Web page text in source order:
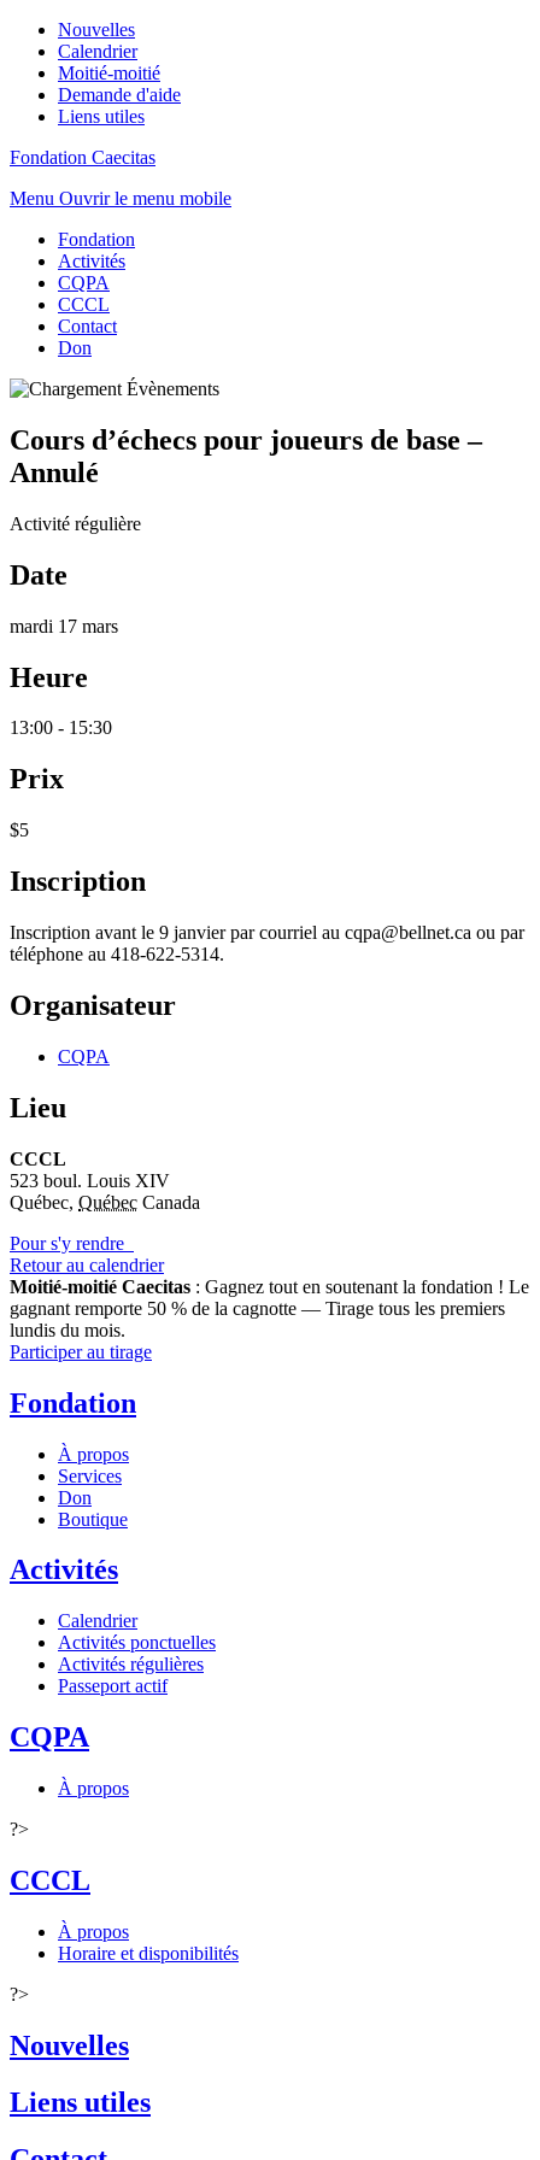
Nouvelles
Calendrier
Moitié-moitié
Demande d'aide
Liens utiles
Fondation Caecitas
Menu Ouvrir le menu mobile
Fondation
Activités
CQPA
CCCL
Contact
Don
Cours d’échecs pour joueurs de base –
Annulé
Activité régulière
Date
mardi 17 mars
Heure
13:00 - 15:30
Prix
$5
Inscription
Inscription avant le 9 janvier par courriel au cqpa@bellnet.ca ou par
téléphone au 418-622-5314.
Organisateur
CQPA
Lieu
CCCL
523 boul. Louis XIV
Québec, Québec Canada
Pour s'y rendre
Retour au calendrier
Moitié-moitié Caecitas : Gagnez tout en soutenant la fondation ! Le
gagnant remporte 50 % de la cagnotte — Tirage tous les premiers
lundis du mois.
Participer au tirage
Fondation
À propos
Services
Don
Boutique
Activités
Calendrier
Activités ponctuelles
Activités régulières
Passeport actif
CQPA
À propos
?>
CCCL
À propos
Horaire et disponibilités
?>
Nouvelles
Liens utiles